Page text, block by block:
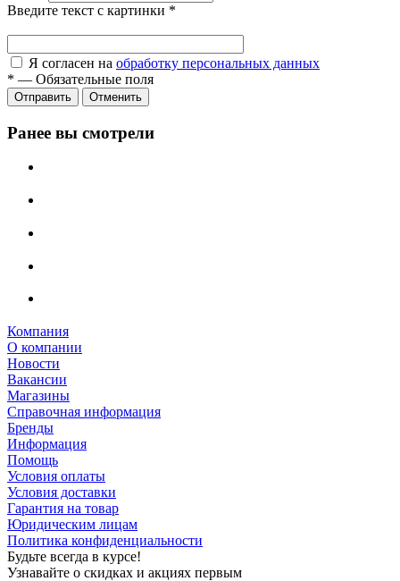
Введите текст с картинки *
Я согласен на обработку персональных данных
* — Обязательные поля
Отправить Отменить
Ранее вы смотрели
Компания
О компании
Новости
Вакансии
Магазины
Справочная информация
Бренды
Информация
Помощь
Условия оплаты
Условия доставки
Гарантия на товар
Юридическим лицам
Политика конфиденциальности
Будьте всегда в курсе!
Узнавайте о скидках и акциях первым